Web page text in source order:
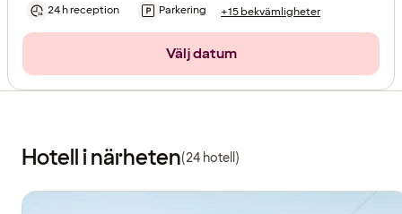
24 h reception Parkering +15 bekvämligheter
Välj datum
Hotell i närheten(24 hotell)